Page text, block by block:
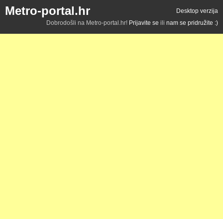
Metro-portal.hr
Desktop verzija
Dobrodošli na Metro-portal.hr! Prijavite se ili nam se pridružite :)